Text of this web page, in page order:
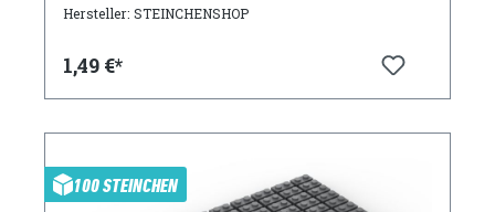
Hersteller: STEINCHENSHOP
1,49 €*
100 STEINCHEN